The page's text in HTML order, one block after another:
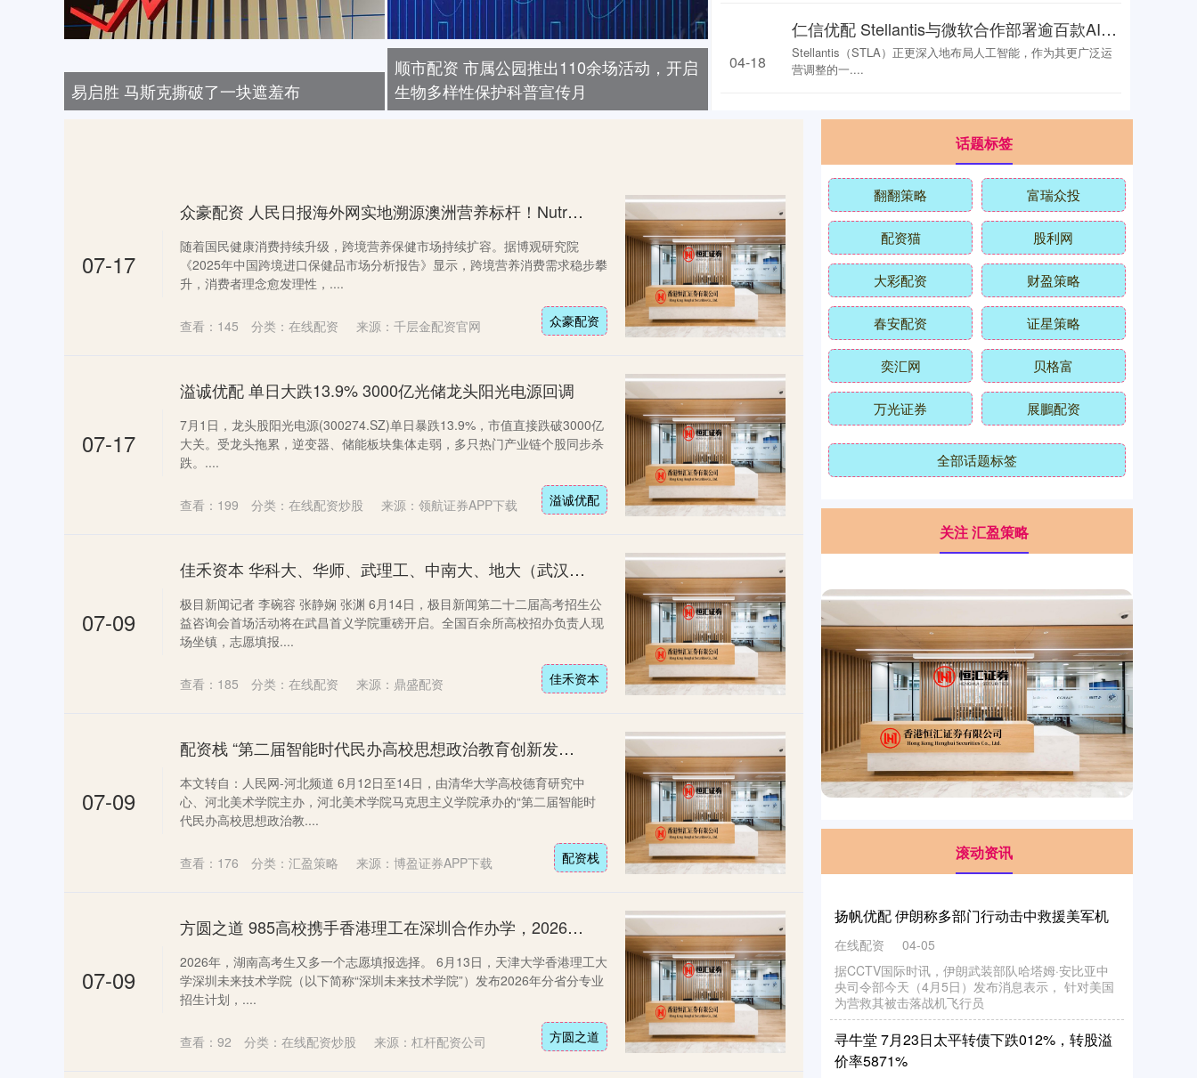
易启胜 马斯克撕破了一块遮羞布
顺市配资 市属公园推出110余场活动，开启
生物多样性保护科普宣传月
仁信优配 Stellantis与微软合作部署逾百款AI工具
Stellantis（STLA）正更深入地布局人工智能，作为其更广泛运
营调整的一....
04-18
07-17
众豪配资 人民日报海外网实地溯源澳洲营养标杆！Nutrition Care以全自控产业链筑牢进口品质基石
随着国民健康消费持续升级，跨境营养保健市场持续扩容。据博观研究院
《2025年中国跨境进口保健品市场分析报告》显示，跨境营养消费需求稳步攀
升，消费者理念愈发理性，....
来源：千层金配资官网
查看： 145 分类： 在线配资 众豪配资
07-17
溢诚优配 单日大跌13.9% 3000亿光储龙头阳光电源回调
7月1日，龙头股阳光电源(300274.SZ)单日暴跌13.9%，市值直接跌破3000亿
大关。受龙头拖累，逆变器、储能板块集体走弱，多只热门产业链个股同步杀
跌。....
来源：领航证券APP下载
查看： 199 分类： 在线配资炒股 溢诚优配
07-09
佳禾资本 华科大、华师、武理工、中南大、地大（武汉）集体扩招，普遍扩招约200人
极目新闻记者 李碗容 张静娴 张渊 6月14日，极目新闻第二十二届高考招生公
益咨询会首场活动将在武昌首义学院重磅开启。全国百余所高校招办负责人现
场坐镇，志愿填报....
来源：鼎盛配资
查看： 185 分类： 在线配资 佳禾资本
07-09
配资栈 “第二届智能时代民办高校思想政治教育创新发展论坛”在河北美术学院召开
本文转自：人民网-河北频道 6月12日至14日，由清华大学高校德育研究中
心、河北美术学院主办，河北美术学院马克思主义学院承办的“第二届智能时
代民办高校思想政治教....
来源：博盈证券APP下载
查看： 176 分类： 汇盈策略 配资栈
07-09
方圆之道 985高校携手香港理工在深圳合作办学，2026年计划在湘招生2人
2026年，湖南高考生又多一个志愿填报选择。 6月13日，天津大学香港理工大
学深圳未来技术学院（以下简称“深圳未来技术学院”）发布2026年分省分专业
招生计划，....
来源：杠杆配资公司
查看： 92 分类： 在线配资炒股 方圆之道
话题标签
翻翻策略 富瑞众投
配资猫 股利网
大彩配资 财盈策略
春安配资 证星策略
奕汇网 贝格富
万光证券 展鵬配资
全部话题标签
关注 汇盈策略
滚动资讯
扬帆优配 伊朗称多部门行动击中救援美军机
在线配资
04-05
据CCTV国际时讯，伊朗武装部队哈塔姆·安比亚中
央司令部今天（4月5日）发布消息表示， 针对美国
为营救其被击落战机飞行员
寻牛堂 7月23日太平转债下跌012%，转股溢
价率5871%